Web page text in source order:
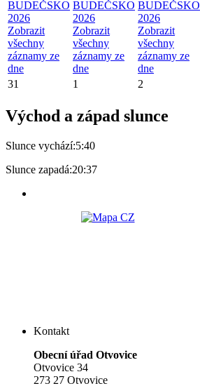
BUDEČSKO
2026
Zobrazit
všechny
záznamy ze
dne
BUDEČSKO
2026
Zobrazit
všechny
záznamy ze
dne
BUDEČSKO
2026
Zobrazit
všechny
záznamy ze
dne
31
1 2
Východ a západ slunce
Slunce vychází:5:40
Slunce zapadá:20:37
Kontakt
Obecní úřad Otvovice
Otvovice 34
273 27 Otvovice